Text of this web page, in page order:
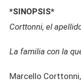
*SINOPSIS*
Corttonni, el
La familia con la
Marcello